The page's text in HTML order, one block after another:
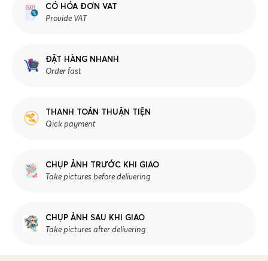
CÓ HÓA ĐƠN VAT
Provide VAT
ĐẶT HÀNG NHANH
Order fast
THANH TOÁN THUẬN TIỆN
Qick payment
CHỤP ẢNH TRƯỚC KHI GIAO
Take pictures before delivering
CHỤP ẢNH SAU KHI GIAO
Take pictures after delivering